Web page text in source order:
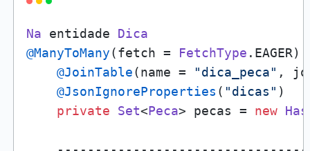
Na entidade Dica
@ManyToMany(fetch = FetchType . EAGER
@JoinTable(name = "dica_peca" ,
@JsonIgnoreProperties ( "dicas"
private
Set<Peca> pecas = new